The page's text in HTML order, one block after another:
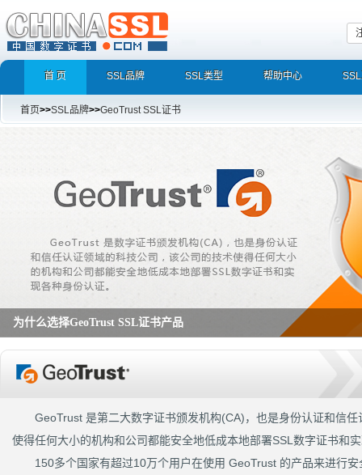
首 页 SSL品牌 SSL类型 帮助中心
首页>>SSL品牌>>GeoTrust SSL证书
为什么选择GeoTrust SSL证书产品
GeoTrust QuickSSL Premium SAN SSL证书,True BusinessID SSL证书,GeoTrust EV
GeoTrust 是第二大数字证书颁发机构(CA)，也是身份认证和信
使得任何大小的机构和公司都能安全地低成本地部署SSL数字证书和
150多个国家有超过10万个用户在使用 GeoTrust 的产品来进行